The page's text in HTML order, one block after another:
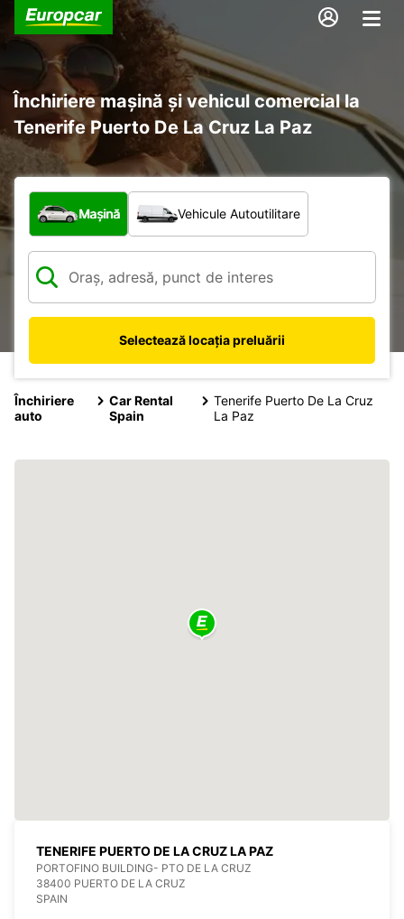
Închiriere mașină și vehicul comercial la
Tenerife Puerto De La Cruz La Paz
Ce tip de vehicul?
Mașină Vehicule Autoutilitare
Selectează locația preluării
Închiriere
auto
Car Rental
Spain
Tenerife Puerto De La Cruz
La Paz
TENERIFE PUERTO DE LA CRUZ LA PAZ
PORTOFINO BUILDING- PTO DE LA CRUZ
38400 PUERTO DE LA CRUZ
SPAIN